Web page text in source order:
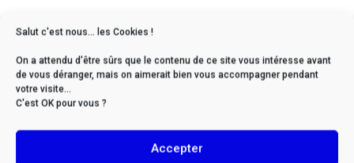
Salut c'est nous... les Cookies !
On a attendu d'être sûrs que le contenu de ce site vous intéresse avant
de vous déranger, mais on aimerait bien vous accompagner pendant
votre visite...
C'est OK pour vous ?
Accepter
de handicap, veuillez nous
contacter afin d’envisager
ensemble les possibilités